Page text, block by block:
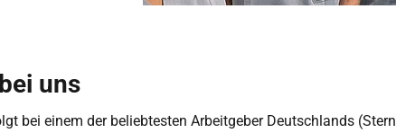
uns
bei einem der beliebtesten Arbeitgeber Deutschlands (Stern